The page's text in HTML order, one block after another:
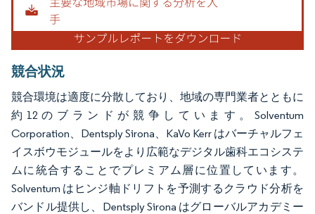
競合状況
競合環境は適度に分散しており、地域の専門業者とともに
約12のブランドが競争しています。Solventum
Corporation、Dentsply Sirona、KaVo Kerr はバーチャルフェ
イスボウモジュールをより広範なデジタル歯科エコシステ
ムに統合することでプレミアム層に位置しています。
Solventum はヒンジ軸ドリフトを予測するクラウド分析を
バンドル提供し、Dentsply Sirona はグローバルアカデミー